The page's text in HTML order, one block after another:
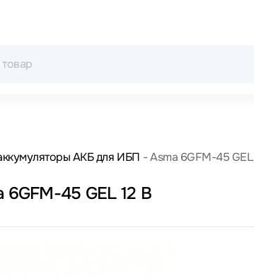
АКБ для ИБП Asma 6GFM-45 GEL
45 GEL 12 В